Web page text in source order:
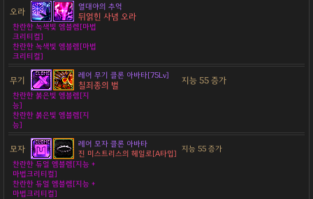
오라 열대야의 추억
뒤얽힌 사념 오라
찬란한 녹색빛 엠블렘[마법
크리티컬]
찬란한 녹색빛 엠블렘[마법
크리티컬]
무기 레어 무기 클론 아바타[75Lv]
칠죄종의 벌 지능 55 증가
찬란한 붉은빛 엠블렘[지
능]
찬란한 붉은빛 엠블렘[지
능]
모자
레어 모자 클론 아바타
진 미스트리스의 헤일로[A타입] 지능 55 증가
찬란한 듀얼 엠블렘[지능 +
마법크리티컬]
찬란한 듀얼 엠블렘[지능 +
마법크리티컬]